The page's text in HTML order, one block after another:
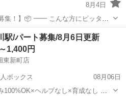
8月4日
な方にピッタ
れている方 ・副業・ダブルワークで
OK！ ━━ 弊社の特徴 ・
業 業務委託契約
駅/パート募集/8月6日更新
1,400円
東新町店
ボックス
08月06日
100%OK×ヘルプなし×育成なし 施